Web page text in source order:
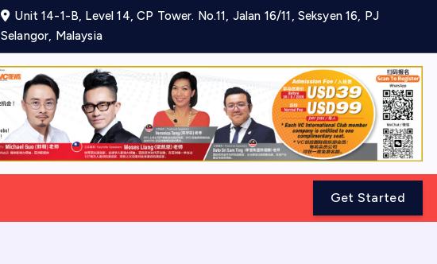
Unit 14-1-B, Level 14, CP Tower. No.11, Jalan 16/11, Seksyen 16, PJ
Selangor, Malaysia
Get Started